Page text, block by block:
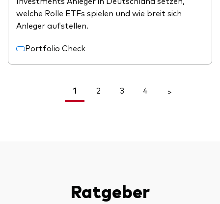
welche Rolle ETFs spielen und wie breit sich
Anleger aufstellen.
Portfolio Check
1 2 3 4 >
Ratgeber